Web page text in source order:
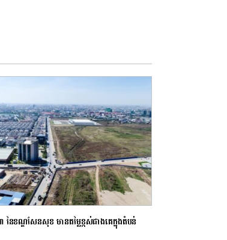
នៃខណ្ឌសែន​សុខ មានតម្លៃខ្ពស់ជាង​គេ​ក្នុងតំបន់